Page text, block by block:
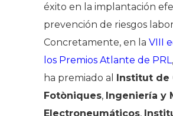
éxito en la implantación
prevención de riesgos
Concretamente, en la VIII
los Premios Atlante de PRL
ha premiado al Institut de
Fotòniques, Ingeniería y
Electroneumáticos,